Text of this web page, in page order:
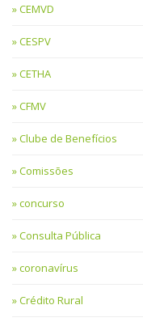
CEMVD
CESPV
CETHA
CFMV
Clube de Benefícios
Comissões
concurso
Consulta Pública
coronavírus
Crédito Rural